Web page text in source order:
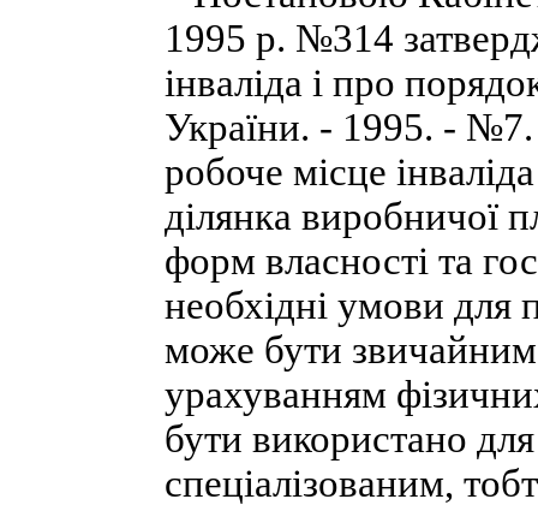
1995 р. №314
інваліда і про
України. - 1995. -
робоче місце
ділянка виробничої
форм власності та
необхідні умови для
може бути
урахуванням
бути використано
спеціалізованим,